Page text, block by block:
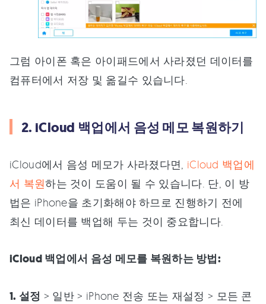
그럼 아이폰 혹은 아이패드에서 사라졌던 데이터를
컴퓨터에서 저장 및 옮길수 있습니다.
2. iCloud 백업에서 음성 메모 복원하기
iCloud에서 음성 메모가 사라졌다면, iCloud 백업에
서 복원하는 것이 도움이 될 수 있습니다. 단, 이 방
법은 iPhone을 초기화해야 하므로 진행하기 전에
최신 데이터를 백업해 두는 것이 중요합니다.
iCloud 백업에서 음성 메모를 복원하는 방법:
1. 설정 > 일반 > iPhone 전송 또는 재설정 > 모든 콘